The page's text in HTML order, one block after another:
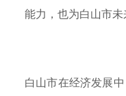
能力，也为白山市未
白山市在经济发展